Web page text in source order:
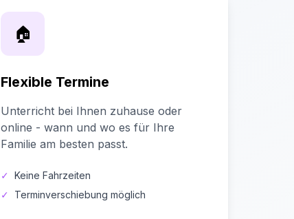
🏠
Flexible Termine
Unterricht bei Ihnen zuhause oder
online - wann und wo es für Ihre
Familie am besten passt.
✓
Keine Fahrzeiten
✓
Terminverschiebung möglich